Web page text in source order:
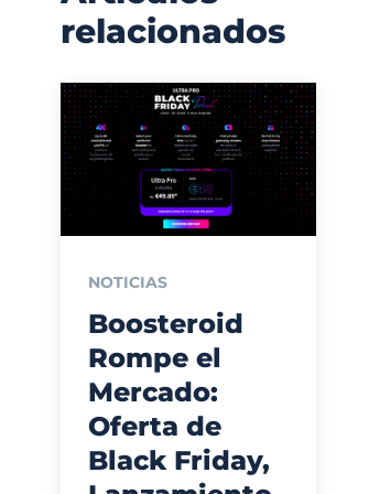
relacionados
NOTICIAS
Boosteroid
Rompe el
Mercado:
Oferta de
Black Friday,